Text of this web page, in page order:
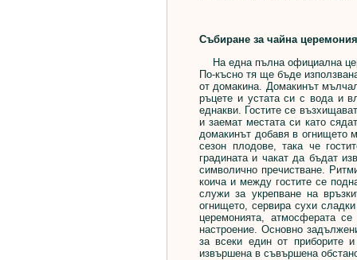
Събиране за чайна церемония
На една пълна официална
По-късно тя ще бъде
от домакина. Домакинът
ръцете и устата си с вода и
еднакви. Гостите се
и заемат местата си като
домакинът добавя в огнището
сезон плодове, така че
градината и чакат да бъдат
символично пречистване.
коича и между гостите се
служи за укрепване на
огнището, сервира сухи
церемонията, атмосферата
настроение. Основно
за всеки един от приборите
извършена в съвършена